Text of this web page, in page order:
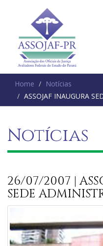
Home
Notícias
ASSOJAF INAUGURA
Notícias
26/07/2007 |
SEDE